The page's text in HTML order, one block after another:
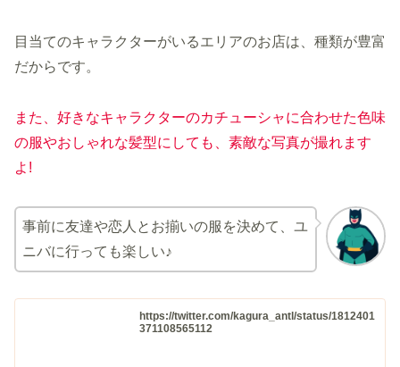
目当てのキャラクターがいるエリアのお店は、種類が豊富
だからです。
また、好きなキャラクターのカチューシャに合わせた色味
の服やおしゃれな髪型にしても、素敵な写真が撮れます
よ!
事前に友達や恋人とお揃いの服を決めて、ユ
ニバに行っても楽しい♪
https://twitter.com/kagura_antl/status/1812401
371108565112